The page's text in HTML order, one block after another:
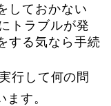
しておかない
トラブルが発
する気なら手続
行して何の問
す。